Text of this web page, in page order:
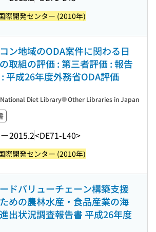
際開発センター (2010年)
ン地域のODA案件に関わる日
取組の評価 : 第三者評価 : 報告
平成26年度外務省ODA評価
2015.2<DE71-L40>
National Diet Library Other Libraries in Japan
際開発センター (2010年)
ドバリューチェーン構築支援
めの農林水産・食品産業の海
出状況調査報告書 平成26年度